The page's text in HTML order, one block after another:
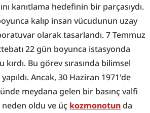
kanıtlama hedefinin bir parçasıydı.
kalıp insan vücudunun uzay
olarak tasarlandı. 7 Temmuz
22 gün boyunca istasyonda
Bu görev sırasında bilimsel
Ancak, 30 Haziran 1971'de
meydana gelen bir basınç valfi
neden oldu ve üç kozmonotun da